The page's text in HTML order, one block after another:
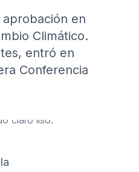
en
Climático.
entró en
Conferencia